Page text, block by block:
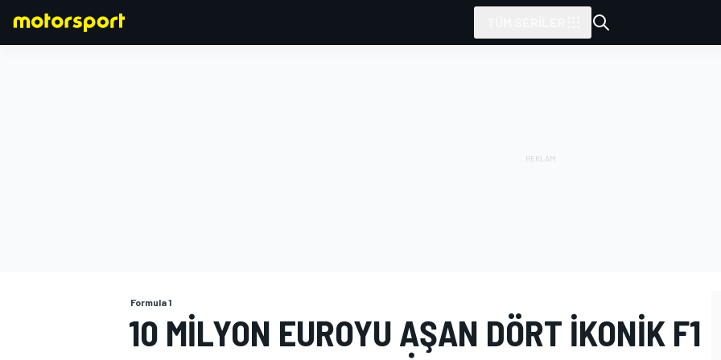
Formula 1
10 MILYON EUROYU AŞAN DÖRT IKONIK F1